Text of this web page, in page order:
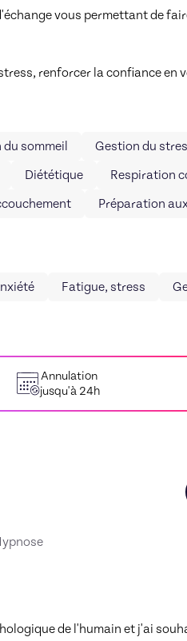
vous permettant de
renforcer la confiance en
sommeil Gestion du
Diététique
Respiration
Préparation
Fatigue, stress
Annulation
jusqu'à 24h
de l'humain et j'ai